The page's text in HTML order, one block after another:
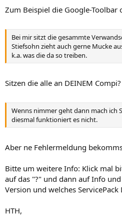
Zum Beispiel die Google-Toolbar
Bei mir sitzt die gesammte
Stiefsohn zieht auch gerne Mucke
k.a. was die da so treiben.
Sitzen die alle an DEINEM Compi?
Wenns nimmer geht dann mach ich
diesmal funktioniert es nicht.
Aber ne Fehlermeldung
Bitte um weitere Info: Klick mal
auf das "?" und dann auf Info
Version und welches ServicePack
HTH,